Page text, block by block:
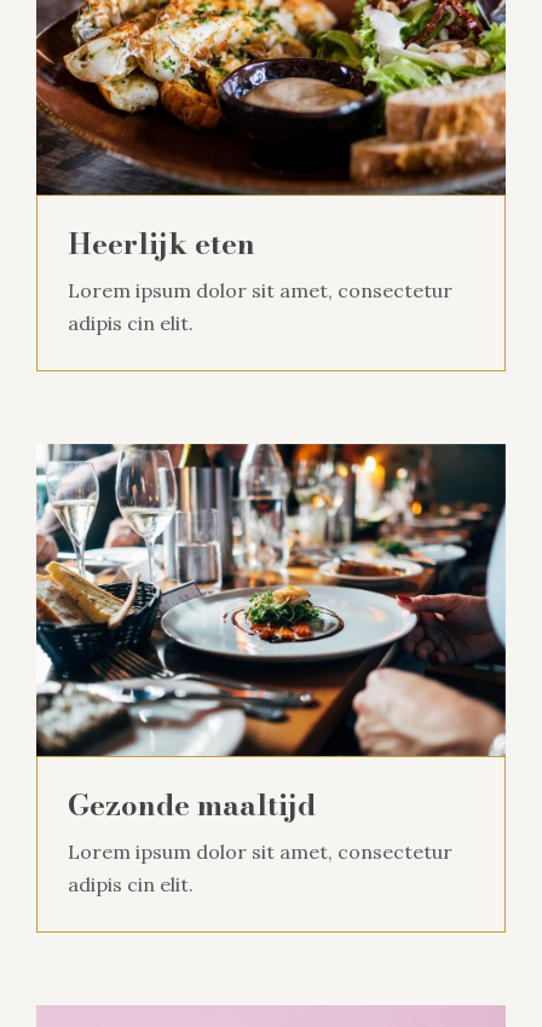
Heerlijk eten
Lorem ipsum dolor sit amet, consectetur
adipis cin elit.
Gezonde maaltijd
Lorem ipsum dolor sit amet, consectetur
adipis cin elit.